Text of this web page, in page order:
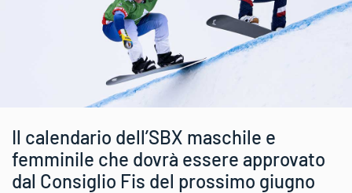
Il calendario dell’SBX maschile e
femminile che dovrà essere approvato
dal Consiglio Fis del prossimo giugno